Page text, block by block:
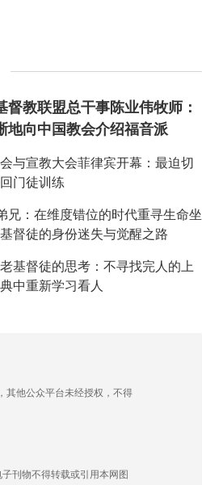
督教联盟总干事陈业伟牧师：
地向中国教会介绍福音派
与宣教大会菲律宾开幕：最迫切
门徒训练
兄：在维度错位的时代重寻生命坐
督徒的身份迷失与觉醒之路
基督徒的思考：不寻找完人的上
中重新学习看人
其他公众平台未经授权，不得
刊物不得转载或引用本网图